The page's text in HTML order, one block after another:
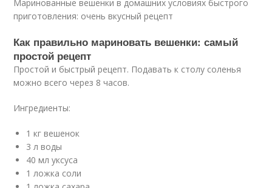
Маринованные вешенки в домашних условиях быстрого
приготовления: очень вкусный рецепт
Как правильно мариновать вешенки: самый
простой рецепт
Простой и быстрый рецепт. Подавать к столу соленья
можно всего через 8 часов.
Ингредиенты:
1 кг вешенок
3 л воды
40 мл уксуса
1 ложка соли